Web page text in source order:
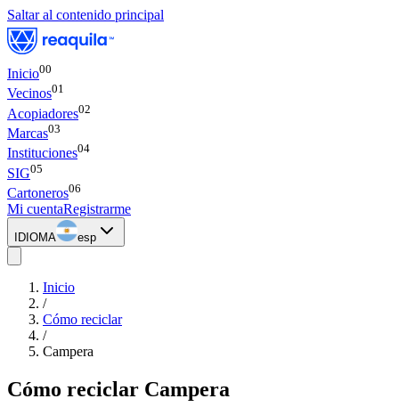
Saltar al contenido principal
Inicio00
Vecinos01
Acopiadores02
Marcas03
Instituciones04
SIG05
Cartoneros06
Mi cuentaRegistrarme
IDIOMA esp
Inicio
/
Cómo reciclar
/
Campera
Cómo reciclar Campera